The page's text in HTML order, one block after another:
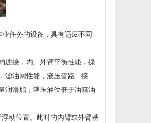
任务的设备，具有适应不同
接，内、外臂平衡性能，操
滤油网性能，液压管路、接
润滑脂；液压油位低于油箱油
动位置。此时的内臂或外臂基